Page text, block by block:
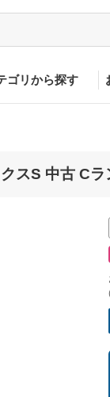
ゴリから探す
スS 中古 Cラ